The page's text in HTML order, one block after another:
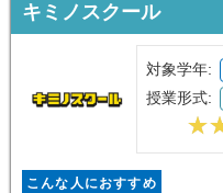
キミノスクール
対象学年:
授業形式:
こんな人におすすめ